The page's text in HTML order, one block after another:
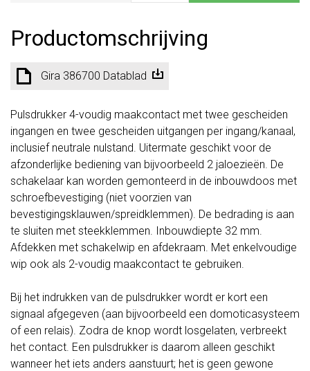
Productomschrijving
Gira 386700 Datablad
Pulsdrukker 4-voudig maakcontact met twee gescheiden
ingangen en twee gescheiden uitgangen per ingang/kanaal,
inclusief neutrale nulstand. Uitermate geschikt voor de
afzonderlijke bediening van bijvoorbeeld 2 jaloezieën. De
schakelaar kan worden gemonteerd in de inbouwdoos met
schroefbevestiging (niet voorzien van
bevestigingsklauwen/spreidklemmen). De bedrading is aan
te sluiten met steekklemmen. Inbouwdiepte 32 mm.
Afdekken met schakelwip en afdekraam. Met enkelvoudige
wip ook als 2-voudig maakcontact te gebruiken.
Bij het indrukken van de pulsdrukker wordt er kort een
signaal afgegeven (aan bijvoorbeeld een domoticasysteem
of een relais). Zodra de knop wordt losgelaten, verbreekt
het contact. Een pulsdrukker is daarom alleen geschikt
wanneer het iets anders aanstuurt; het is geen gewone